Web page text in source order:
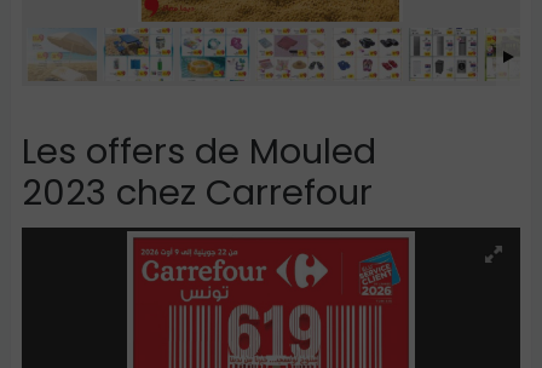
Les offers de Mouled
2023 chez Carrefour